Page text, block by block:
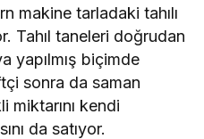
makine tarladaki tahılı
Tahıl taneleri doğrudan
yapılmış biçimde
sonra da saman
miktarını kendi
da satıyor.